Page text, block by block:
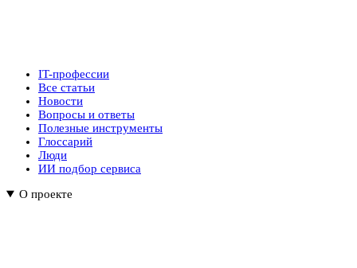
IT-профессии
Все статьи
Новости
Вопросы и ответы
Полезные инструменты
Глоссарий
Люди
ИИ подбор сервиса
О проекте